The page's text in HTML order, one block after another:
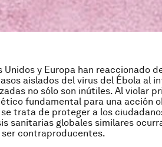
Unidos y Europa han reaccionado
aislados del virus del Ébola al
no sólo son inútiles. Al violar
fundamental para una acción
trata de proteger a los
sanitarias globales similares
ser contraproducentes.